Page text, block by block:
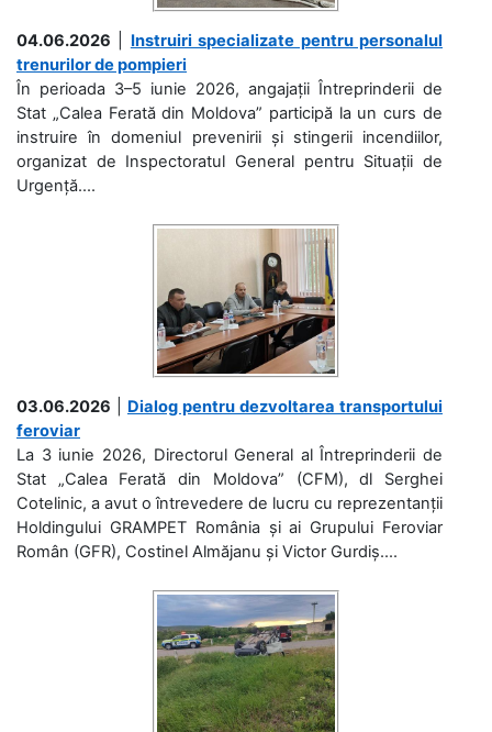
04.06.2026
Instruiri specializate pentru personalul
trenurilor de pompieri
În perioada 3–5 iunie 2026, angajații Întreprinderii de
Stat „Calea Ferată din Moldova” participă la un curs de
instruire în domeniul prevenirii și stingerii incendiilor,
organizat de Inspectoratul General pentru Situații de
Urgență....
03.06.2026
Dialog pentru dezvoltarea transportului
feroviar
La 3 iunie 2026, Directorul General al Întreprinderii de
Stat „Calea Ferată din Moldova” (CFM), dl Serghei
Cotelinic, a avut o întrevedere de lucru cu reprezentanții
Holdingului GRAMPET România și ai Grupului Feroviar
Român (GFR), Costinel Almăjanu și Victor Gurdiș....